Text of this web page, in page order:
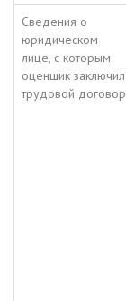
Сведения о
юридическом
лице, с которым
оценщик заключил
трудовой договор